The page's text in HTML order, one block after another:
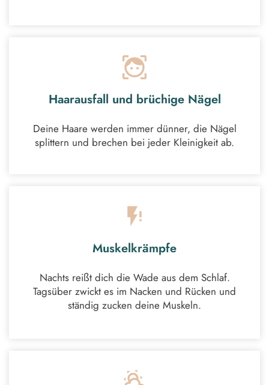
Haarausfall und brüchige Nägel
Deine Haare werden immer dünner, die Nägel
splittern und brechen bei jeder Kleinigkeit ab.
Muskelkrämpfe
Nachts reißt dich die Wade aus dem Schlaf.
Tagsüber zwickt es im Nacken und Rücken und
ständig zucken deine Muskeln.